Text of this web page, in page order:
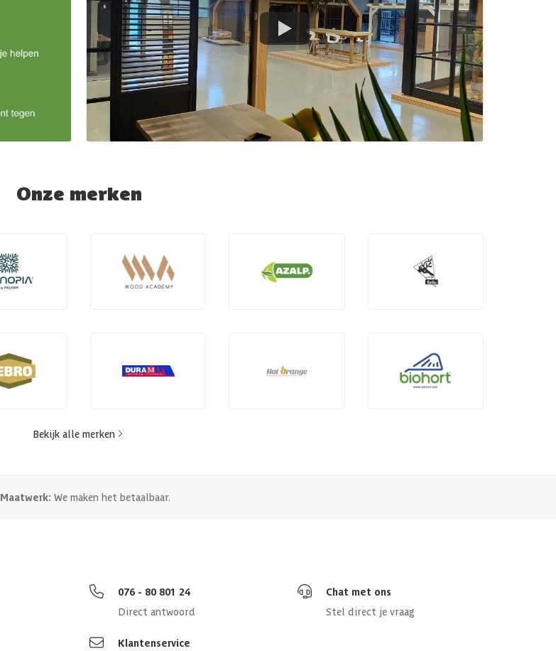
Onze merken
Bekijk alle merken
Maatwerk: We maken het betaalbaar.
076 - 80 801 24
Direct antwoord
Chat met ons
Stel direct je vraag
Klantenservice